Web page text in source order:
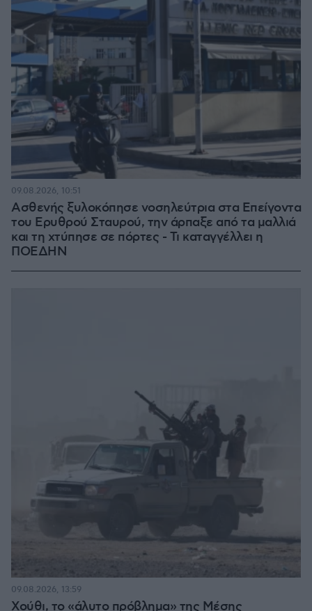
Ασθενής ξυλοκόπησε νοσηλεύτρια στα Επείγοντα
του Ερυθρού Σταυρού, την άρπαξε από τα μαλλιά
και τη χτύπησε σε πόρτες - Τι καταγγέλλει η
ΠΟΕΔΗΝ
09.08.2026, 10:51
Χούθι, το «άλυτο πρόβλημα» της Μέσης
09.08.2026, 13:59